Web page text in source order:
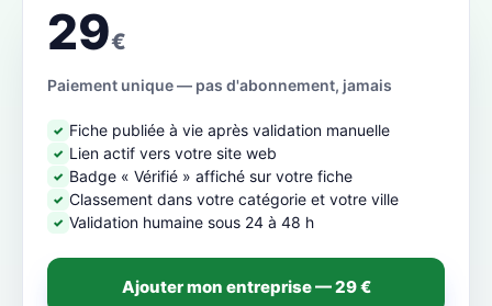
29€
Paiement unique — pas d'abonnement, jamais
✓ Fiche publiée à vie après validation manuelle
✓ Lien actif vers votre site web
✓ Badge « Vérifié » affiché sur votre fiche
✓ Classement dans votre catégorie et votre ville
✓ Validation humaine sous 24 à 48 h
Ajouter mon entreprise — 29 €